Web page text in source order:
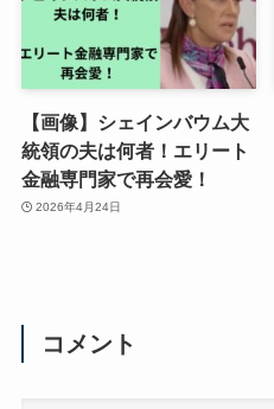
【画像】シェインバウム大
統領の夫は何者！エリート
金融専門家で再会愛！
2026年4月24日
コメント